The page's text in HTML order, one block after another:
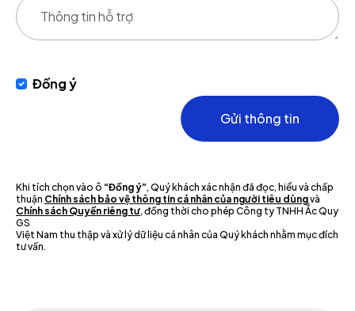
Đồng ý
Gửi thông tin
Khi tích chọn vào ô “Đồng ý”, Quý khách xác nhận đã đọc, hiểu và chấp
thuận Chính sách bảo vệ thông tin cá nhân của người tiêu dùngvà
Chính sách Quyền riêng tư, đồng thời cho phép Công ty TNHH Ắc Quy
GS
Việt Nam thu thập và xử lý dữ liệu cá nhân của Quý khách nhằm mục đích
tư vấn.